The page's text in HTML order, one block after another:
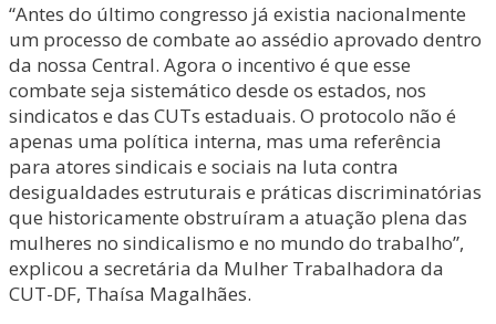
“Antes do último congresso já existia nacionalmente
um processo de combate ao assédio aprovado dentro
da nossa Central. Agora o incentivo é que esse
combate seja sistemático desde os estados, nos
sindicatos e das CUTs estaduais. O protocolo não é
apenas uma política interna, mas uma referência
para atores sindicais e sociais na luta contra
desigualdades estruturais e práticas discriminatórias
que historicamente obstruíram a atuação plena das
mulheres no sindicalismo e no mundo do trabalho”,
explicou a secretária da Mulher Trabalhadora da
CUT-DF, Thaísa Magalhães.